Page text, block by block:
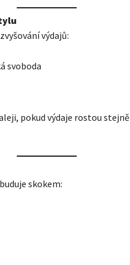
výdajů:
svoboda
pokud výdaje rostou
skokem: